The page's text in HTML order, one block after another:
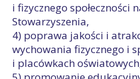
i fizycznego społeczności
Stowarzyszenia,
4) poprawa jakości i
wychowania fizycznego i
i placówkach